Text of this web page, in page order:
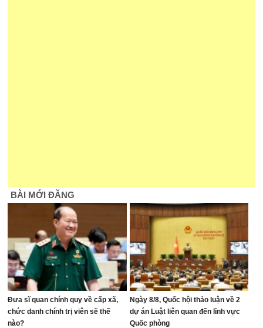
BÀI MỚI ĐĂNG
Đưa sĩ quan chính quy về cấp xã,
chức danh chính trị viên sẽ thế
nào?
Ngày 8/8, Quốc hội thảo luận về 2
dự án Luật liên quan đến lĩnh vực
Quốc phòng